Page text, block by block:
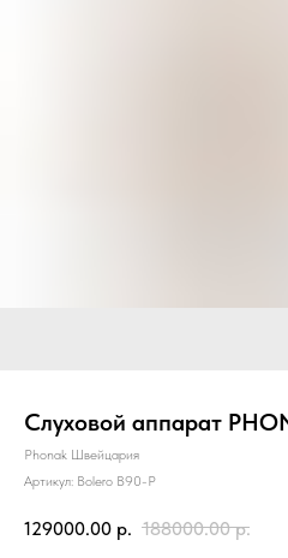
Слуховой аппарат
Phonak Швейцария
Артикул: Bolero B90-P
129000.00 р. 188000.00 р.